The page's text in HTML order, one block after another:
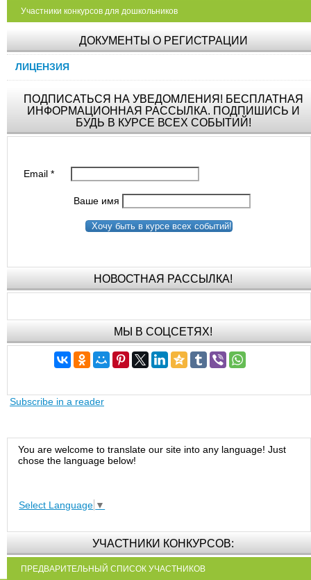
Участники конкурсов для дошкольников
ДОКУМЕНТЫ О РЕГИСТРАЦИИ
ЛИЦЕНЗИЯ
ПОДПИСАТЬСЯ НА УВЕДОМЛЕНИЯ! БЕСПЛАТНАЯ
ИНФОРМАЦИОННАЯ РАССЫЛКА. ПОДПИШИСЬ И
БУДЬ В КУРСЕ ВСЕХ СОБЫТИЙ!
Email*
Ваше имя
Хочу быть в курсе всех событий!
НОВОСТНАЯ РАССЫЛКА!
МЫ В СОЦСЕТЯХ!
Subscribe in a reader
You are welcome to translate our site into any language! Just
chose the language below!
Select Language ▼
УЧАСТНИКИ КОНКУРСОВ:
ПРЕДВАРИТЕЛЬНЫЙ СПИСОК УЧАСТНИКОВ